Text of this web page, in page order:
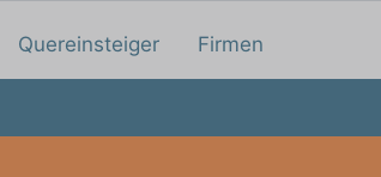
Quereinsteiger Firmen